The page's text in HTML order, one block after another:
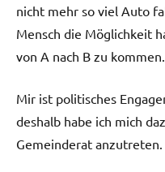
nicht mehr so viel Auto
Mensch die Möglichkeit
von A nach B zu kommen.
Mir ist politisches
deshalb habe ich mich
Gemeinderat anzutreten.